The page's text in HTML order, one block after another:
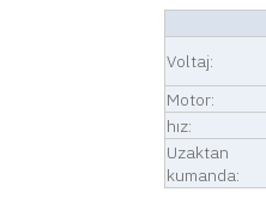
Voltaj:
Motor:
hız:
Uzaktan
kumanda: